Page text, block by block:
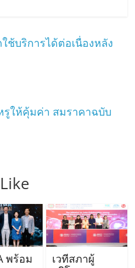
ช้บริการได้ต่อเนื่องหลัง
รูให้คุ้มค่า สมราคาฉบับ
พร้อม
เวทีสภาผู้